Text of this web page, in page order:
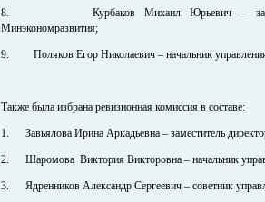
8. Курбаков Михаил Юрьевич –
Минэкономразвития;
9. Поляков Егор Николаевич – начальник
Также была избрана ревизионная комиссия в составе:
1. Завьялова Ирина Аркадьевна – заместитель
2. Шаромова Виктория Викторовна – начальник
3. Ядренников Александр Сергеевич – советник